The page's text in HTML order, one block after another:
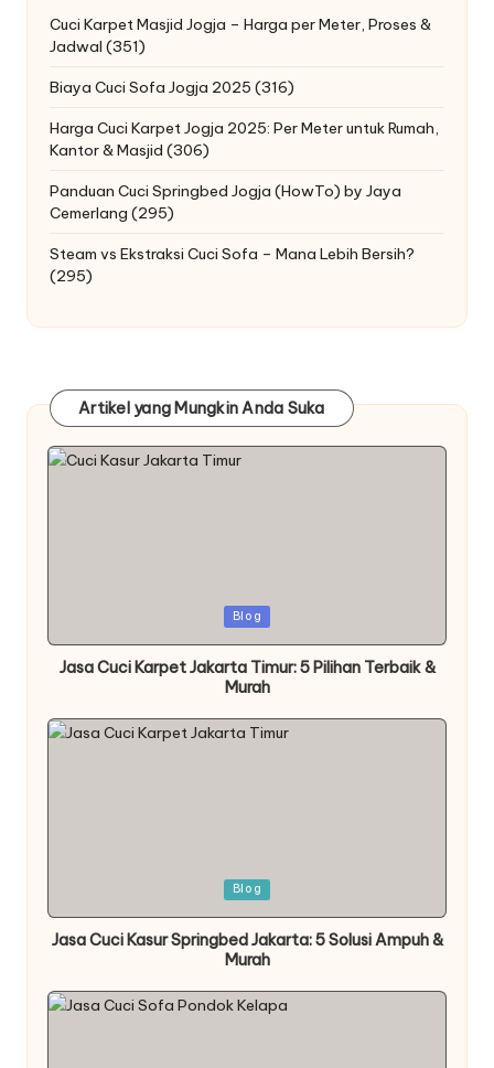
Cuci Karpet Masjid Jogja – Harga per Meter, Proses &
Jadwal (351)
Biaya Cuci Sofa Jogja 2025 (316)
Harga Cuci Karpet Jogja 2025: Per Meter untuk Rumah,
Kantor & Masjid (306)
Panduan Cuci Springbed Jogja (HowTo) by Jaya
Cemerlang (295)
Steam vs Ekstraksi Cuci Sofa – Mana Lebih Bersih?
(295)
Artikel yang Mungkin Anda Suka
Blog
Jasa Cuci Karpet Jakarta Timur: 5 Pilihan Terbaik &
Murah
Blog
Jasa Cuci Kasur Springbed Jakarta: 5 Solusi Ampuh &
Murah